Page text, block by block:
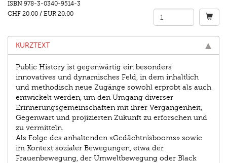
ISBN 978-3-0340-9514-3
CHF 20.00 / EUR 20.00
KURZTEXT
Public History ist gegenwärtig ein besonders
innovatives und dynamisches Feld, in dem inhaltlich
und methodisch neue Zugänge sowohl erprobt als auch
entwickelt werden, um den Umgang diverser
Erinnerungsgemeinschaften mit ihrer Vergangenheit,
Gegenwart und projizierten Zukunft zu erforschen und
zu vermitteln.
Als Folge des anhaltenden «Gedächtnisbooms» sowie
im Kontext sozialer Bewegungen, etwa der
Frauenbewegung, der Umweltbewegung oder Black